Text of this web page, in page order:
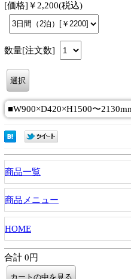
[価格]￥2,200(税込)
数量[注文数]
■W900×D420×H1500〜
商品一覧
商品メニュー
HOME
合計 0円